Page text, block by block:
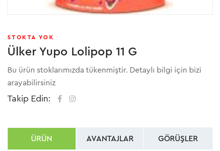
STOKTA YOK
Ülker Yupo Lolipop 11 G
Bu ürün stoklarımızda tükenmiştir. Detaylı bilgi için bizi
arayabilirsiniz
Takip Edin:
ÜRÜN AVANTAJLAR GÖRÜŞLER